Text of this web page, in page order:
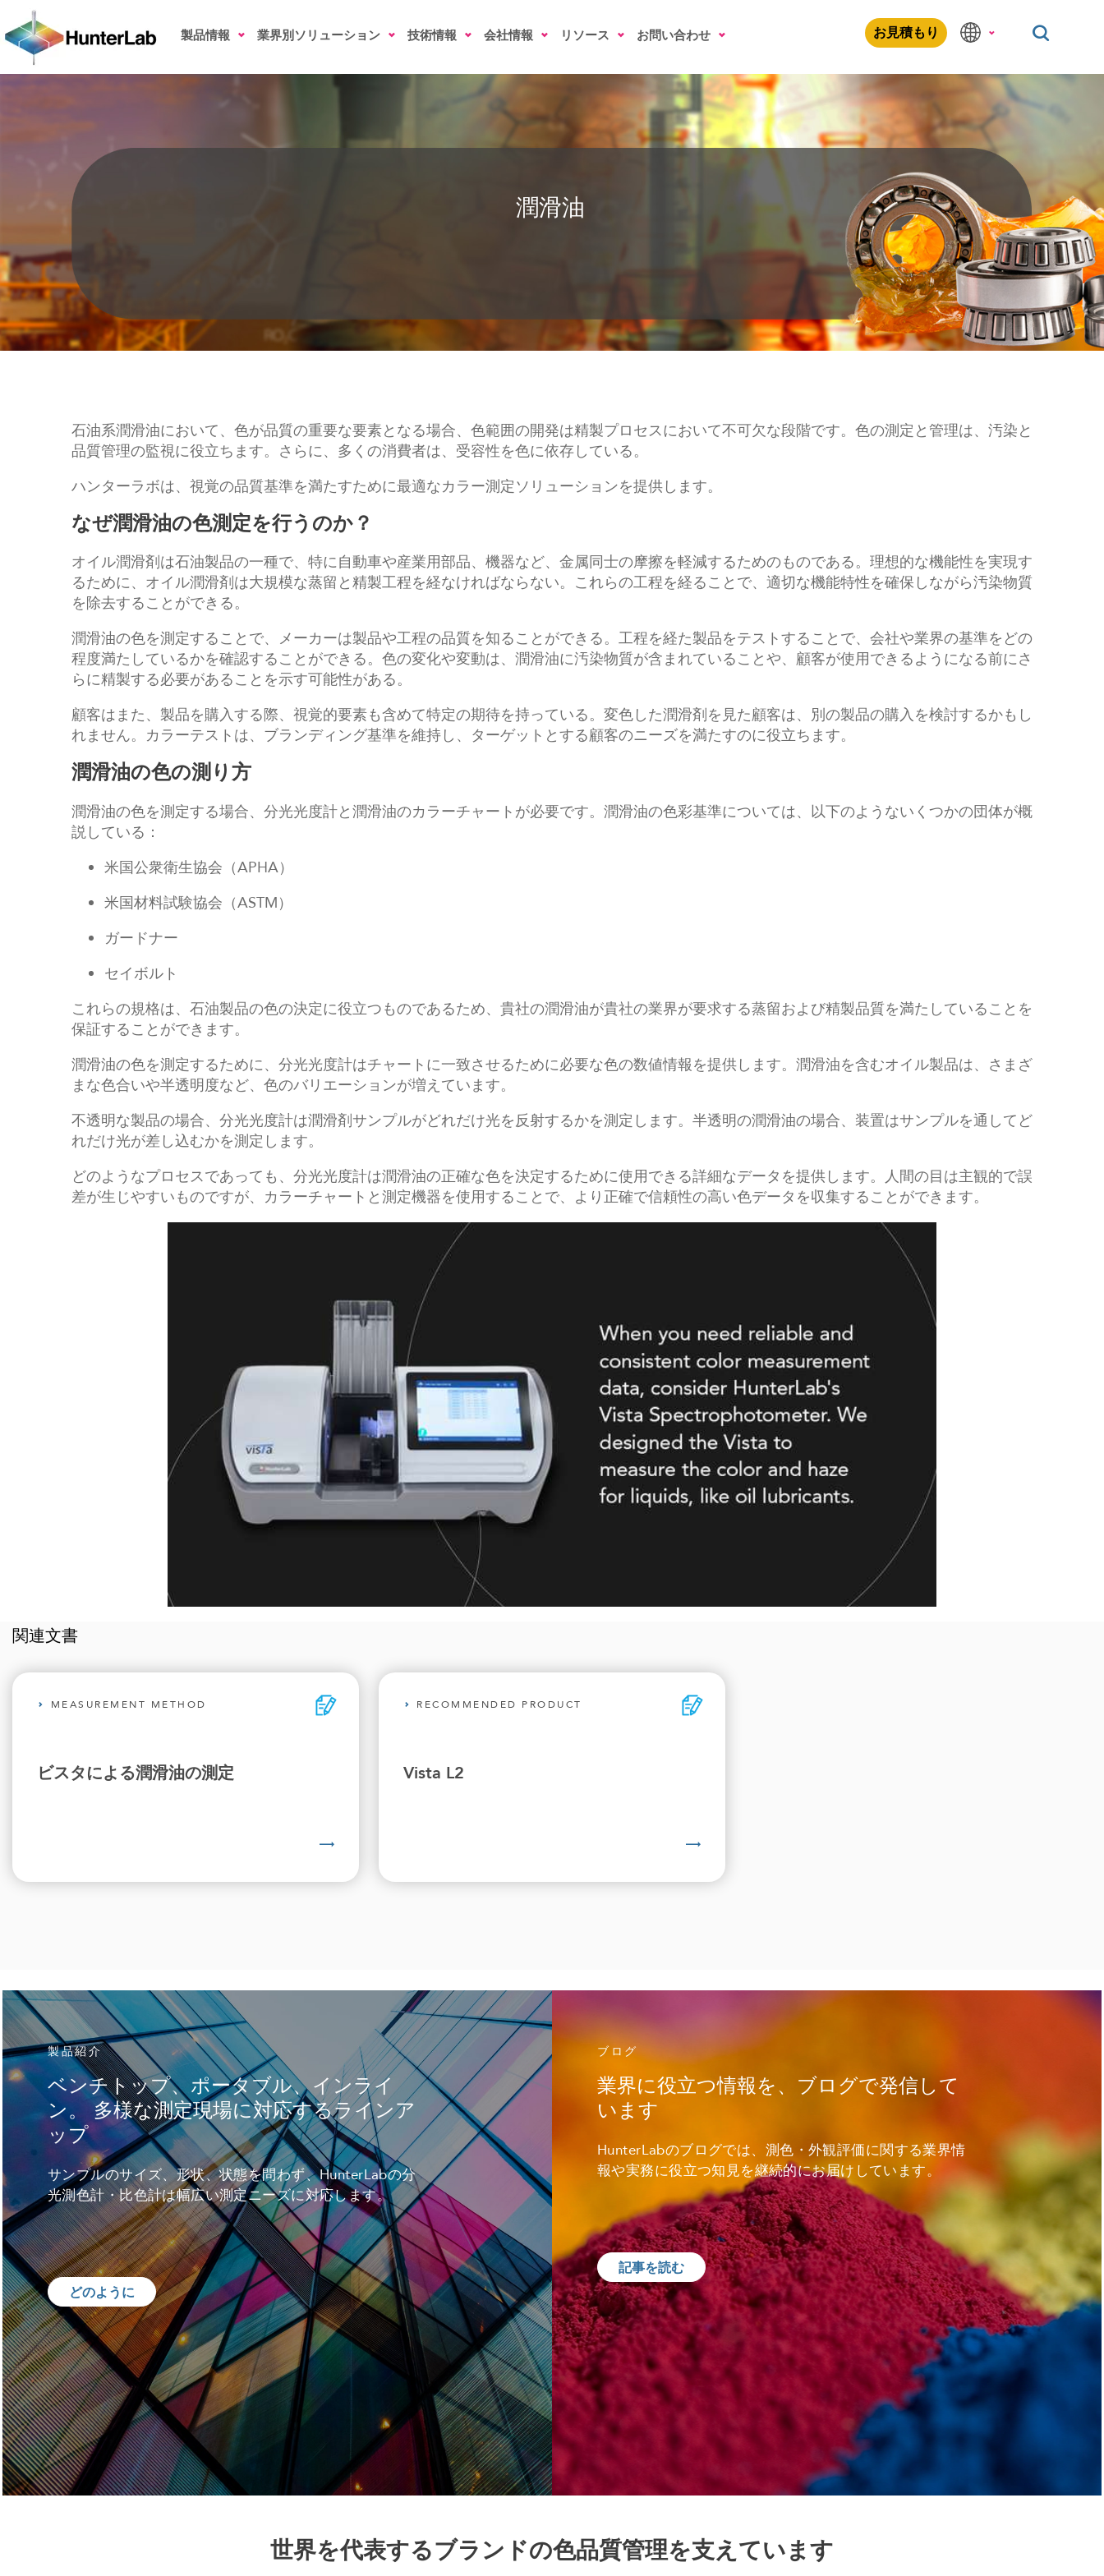
製品情報 業界別ソリューション 技術情報 会社情報 リソース お問い合わせ お見積もり
潤滑油
潤滑油
石油系潤滑油において、色が品質の重要な要素となる場合、色範囲の開発は精製プロセスにおいて不可欠な段階です。色の測定と管理は、汚染と
品質管理の監視に役立ちます。さらに、多くの消費者は、受容性を色に依存している。
ハンターラボは、視覚の品質基準を満たすために最適なカラー測定ソリューションを提供します。
なぜ潤滑油の色測定を行うのか？
オイル潤滑剤は石油製品の一種で、特に自動車や産業用部品、機器など、金属同士の摩擦を軽減するためのものである。理想的な機能性を実現す
るために、オイル潤滑剤は大規模な蒸留と精製工程を経なければならない。これらの工程を経ることで、適切な機能特性を確保しながら汚染物質
を除去することができる。
潤滑油の色を測定することで、メーカーは製品や工程の品質を知ることができる。工程を経た製品をテストすることで、会社や業界の基準をどの
程度満たしているかを確認することができる。色の変化や変動は、潤滑油に汚染物質が含まれていることや、顧客が使用できるようになる前にさ
らに精製する必要があることを示す可能性がある。
顧客はまた、製品を購入する際、視覚的要素も含めて特定の期待を持っている。変色した潤滑剤を見た顧客は、別の製品の購入を検討するかもし
れません。カラーテストは、ブランディング基準を維持し、ターゲットとする顧客のニーズを満たすのに役立ちます。
潤滑油の色の測り方
潤滑油の色を測定する場合、分光光度計と潤滑油のカラーチャートが必要です。潤滑油の色彩基準については、以下のようないくつかの団体が概
説している：
米国公衆衛生協会（APHA）
米国材料試験協会（ASTM）
ガードナー
セイボルト
これらの規格は、石油製品の色の決定に役立つものであるため、貴社の潤滑油が貴社の業界が要求する蒸留および精製品質を満たしていることを
保証することができます。
潤滑油の色を測定するために、分光光度計はチャートに一致させるために必要な色の数値情報を提供します。潤滑油を含むオイル製品は、さまざ
まな色合いや半透明度など、色のバリエーションが増えています。
不透明な製品の場合、分光光度計は潤滑剤サンプルがどれだけ光を反射するかを測定します。半透明の潤滑油の場合、装置はサンプルを通してど
れだけ光が差し込むかを測定します。
どのようなプロセスであっても、分光光度計は潤滑油の正確な色を決定するために使用できる詳細なデータを提供します。人間の目は主観的で誤
差が生じやすいものですが、カラーチャートと測定機器を使用することで、より正確で信頼性の高い色データを収集することができます。
関連文書
MEASUREMENT METHOD
ビスタによる潤滑油の測定
RECOMMENDED PRODUCT
Vista L2
製品紹介
ベンチトップ、ポータブル、インライ
ン。 多様な測定現場に対応するラインア
ップ
サンプルのサイズ、形状、状態を問わず、HunterLabの分
光測色計・比色計は幅広い測定ニーズに対応します。
どのように
ブログ
業界に役立つ情報を、ブログで発信して
います
HunterLabのブログでは、測色・外観評価に関する業界情
報や実務に役立つ知見を継続的にお届けしています。
記事を読む
世界を代表するブランドの色品質管理を支えています